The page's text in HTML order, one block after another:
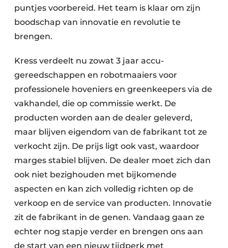
puntjes voorbereid. Het team is klaar om zijn
boodschap van innovatie en revolutie te
brengen.
Kress verdeelt nu zowat 3 jaar accu-
gereedschappen en robotmaaiers voor
professionele hoveniers en greenkeepers via de
vakhandel, die op commissie werkt. De
producten worden aan de dealer geleverd,
maar blijven eigendom van de fabrikant tot ze
verkocht zijn. De prijs ligt ook vast, waardoor
marges stabiel blijven. De dealer moet zich dan
ook niet bezighouden met bijkomende
aspecten en kan zich volledig richten op de
verkoop en de service van producten. Innovatie
zit de fabrikant in de genen. Vandaag gaan ze
echter nog stapje verder en brengen ons aan
de start van een nieuw tijdperk met